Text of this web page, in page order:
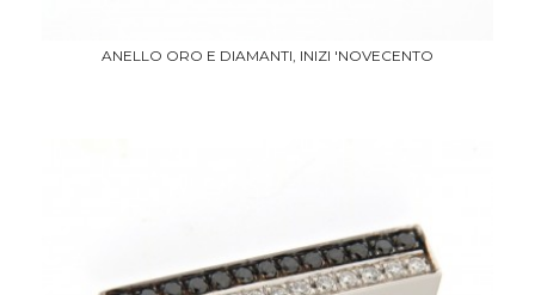
ANELLO ORO E DIAMANTI, INIZI 'NOVECENTO